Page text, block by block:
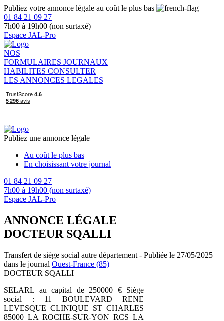
Publiez votre annonce légale au coût le plus bas
01 84 21 09 27
7h00 à 19h00 (non surtaxé)
Espace JAL-Pro
NOS
FORMULAIRES JOURNAUX
HABILITES CONSULTER
LES ANNONCES LEGALES
Publiez une annonce légale
Au coût le plus bas
En choisissant votre journal
01 84 21 09 27
7h00 à 19h00 (non surtaxé)
Espace JAL-Pro
ANNONCE LÉGALE
DOCTEUR SQALLI
Transfert de siège social autre département - Publiée le 27/05/2025
dans le journal Ouest-France (85)
DOCTEUR SQALLI
SELARL au capital de 250000 € Siège
social : 11 BOULEVARD RENE
LEVESQUE CLINIQUE ST CHARLES
85000 LA ROCHE-SUR-YON RCS LA